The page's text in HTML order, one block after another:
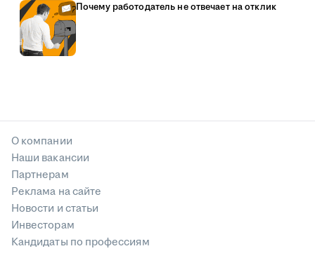
Почему работодатель не отвечает на отклик
О компании
Наши вакансии
Партнерам
Реклама на сайте
Новости и статьи
Инвесторам
Кандидаты по профессиям